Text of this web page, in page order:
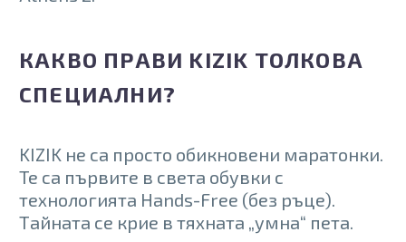
КАКВО ПРАВИ KIZIK ТОЛКОВА
СПЕЦИАЛНИ?
KIZIK не са просто обикновени маратонки.
Те са първите в света обувки с
технологията Hands-Free (без ръце).
Тайната се крие в тяхната „умна“ пета.